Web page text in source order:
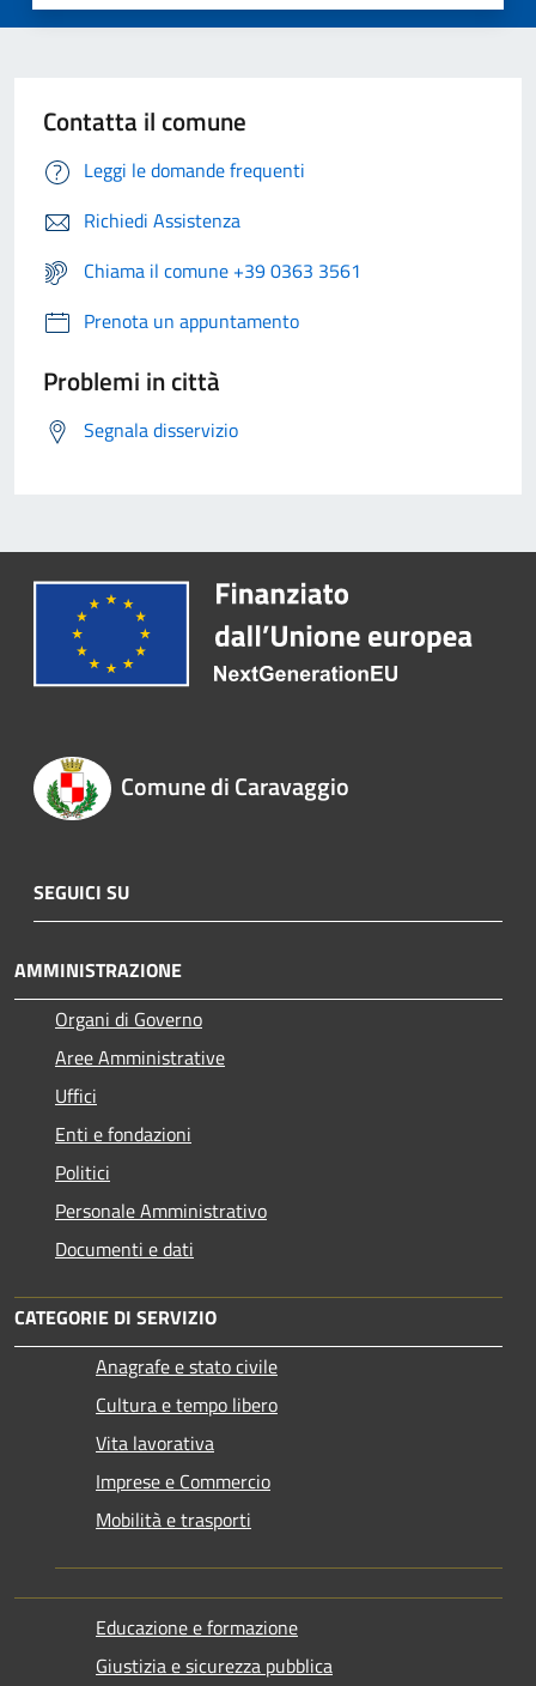
Contatta il comune
Leggi le domande frequenti
Richiedi Assistenza
Chiama il comune +39 0363 3561
Prenota un appuntamento
Problemi in città
Segnala disservizio
Comune di Caravaggio
SEGUICI SU
AMMINISTRAZIONE
Organi di Governo
Aree Amministrative
Uffici
Enti e fondazioni
Politici
Personale Amministrativo
Documenti e dati
CATEGORIE DI SERVIZIO
Anagrafe e stato civile
Cultura e tempo libero
Vita lavorativa
Imprese e Commercio
Mobilità e trasporti
Educazione e formazione
Giustizia e sicurezza pubblica